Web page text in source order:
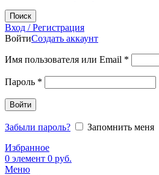
Поиск
Вход / Регистрация
ВойтиСоздать аккаунт
Имя пользователя или Email *
Пароль *
Войти
Забыли пароль?
Запомнить меня
Избранное
0 элемент 0 руб.
Меню